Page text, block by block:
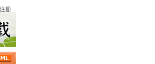
、严独鹤等在上海东亚酒楼聚餐
注册